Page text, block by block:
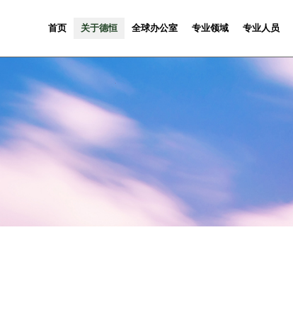
首页 关于德恒 全球办公室 专业领域 专业人员